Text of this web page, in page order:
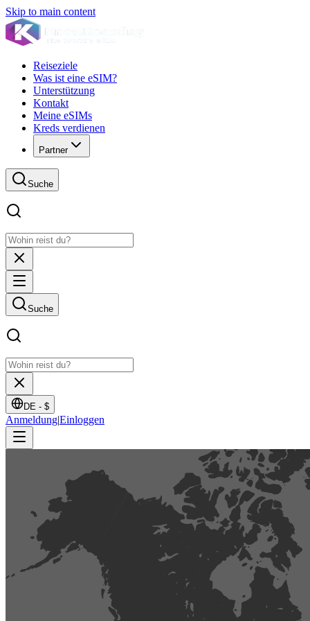
Skip to main content
Reiseziele
Was ist eine eSIM?
Unterstützung
Kontakt
Meine eSIMs
Kreds verdienen
Partner
Suche
Suche
DE - $
Anmeldung|Einloggen